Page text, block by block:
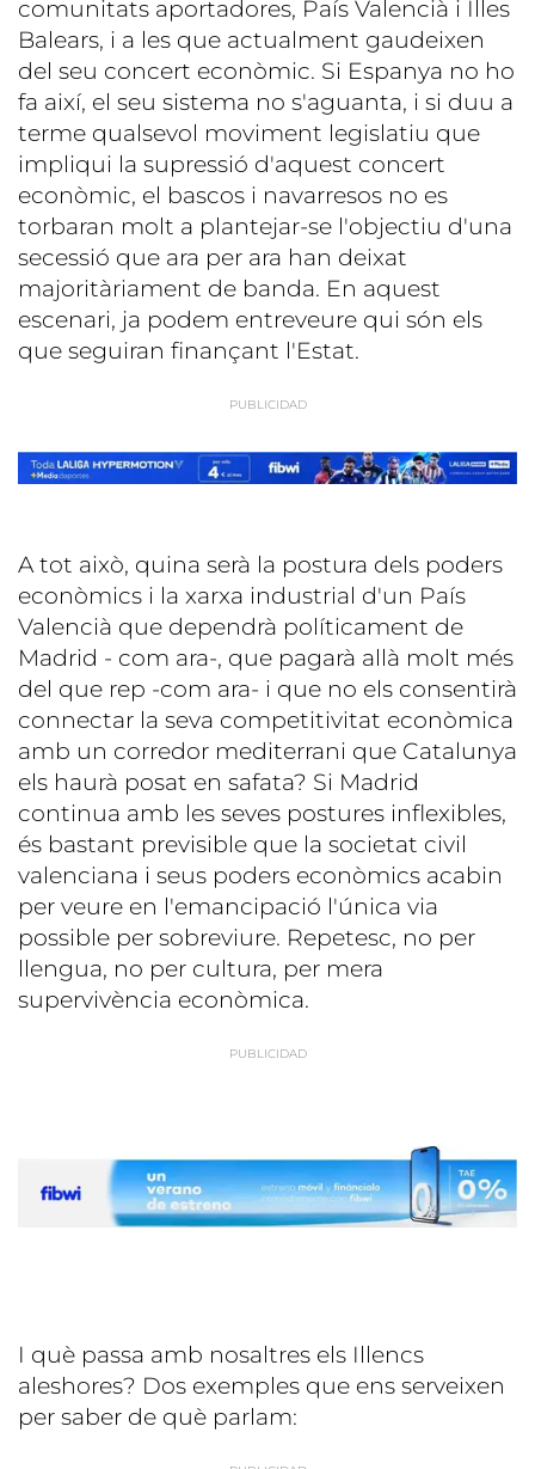
comunitats aportadores, País Valencià i Illes
Balears, i a les que actualment gaudeixen
del seu concert econòmic. Si Espanya no ho
fa així, el seu sistema no s'aguanta, i si duu a
terme qualsevol moviment legislatiu que
impliqui la supressió d'aquest concert
econòmic, el bascos i navarresos no es
torbaran molt a plantejar-se l'objectiu d'una
secessió que ara per ara han deixat
majoritàriament de banda. En aquest
escenari, ja podem entreveure qui són els
que seguiran finançant l'Estat.
A tot això, quina serà la postura dels poders
econòmics i la xarxa industrial d'un País
Valencià que dependrà políticament de
Madrid - com ara-, que pagarà allà molt més
del que rep -com ara- i que no els consentirà
connectar la seva competitivitat econòmica
amb un corredor mediterrani que Catalunya
els haurà posat en safata? Si Madrid
continua amb les seves postures inflexibles,
és bastant previsible que la societat civil
valenciana i seus poders econòmics acabin
per veure en l'emancipació l'única via
possible per sobreviure. Repetesc, no per
llengua, no per cultura, per mera
supervivència econòmica.
I què passa amb nosaltres els Illencs
aleshores? Dos exemples que ens serveixen
per saber de què parlam: